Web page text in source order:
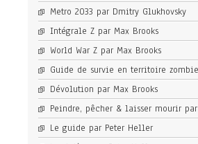
Metro 2033 par Dmitry Glukhovsky
Intégrale Z par Max Brooks
World War Z par Max Brooks
Guide de survie en territoire
Dévolution par Max Brooks
Peindre, pêcher & laisser mourir
Le guide par Peter Heller